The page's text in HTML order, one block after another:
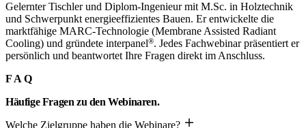
Gelernter Tischler und Diplom-Ingenieur mit M.Sc. in Holztechnik
und Schwerpunkt energieeffizientes Bauen. Er entwickelte die
marktfähige MARC-Technologie (Membrane Assisted Radiant
Cooling) und gründete interpanel®. Jedes Fachwebinar präsentiert er
persönlich und beantwortet Ihre Fragen direkt im Anschluss.
FAQ
Häufige Fragen zu den Webinaren.
Welche Zielgruppe haben die Webinare?